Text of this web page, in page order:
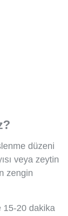
düzeni
veya zeytin
zengin
15-20 dakika